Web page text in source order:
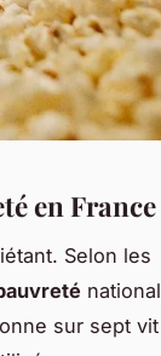
en France
Selon les
national
sur sept vit